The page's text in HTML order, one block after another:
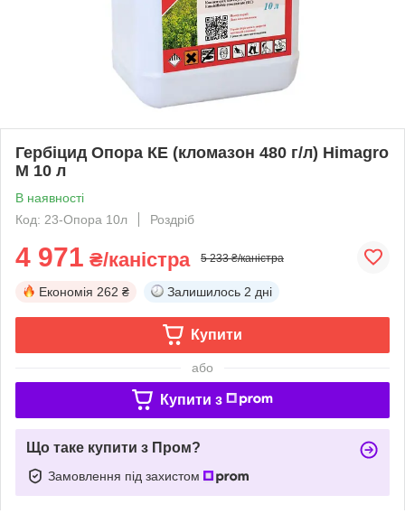
Гербіцид Опора КЕ (кломазон 480 г/л) Himagro
M 10 л
В наявності
Код: 23-Опора 10л
Роздріб
4 971 ₴/каністра 5 233 ₴/каністра
Економія 262 ₴ Залишилось 2 дні
Купити
або
Купити з
Що таке купити з Пром?
Замовлення під захистом